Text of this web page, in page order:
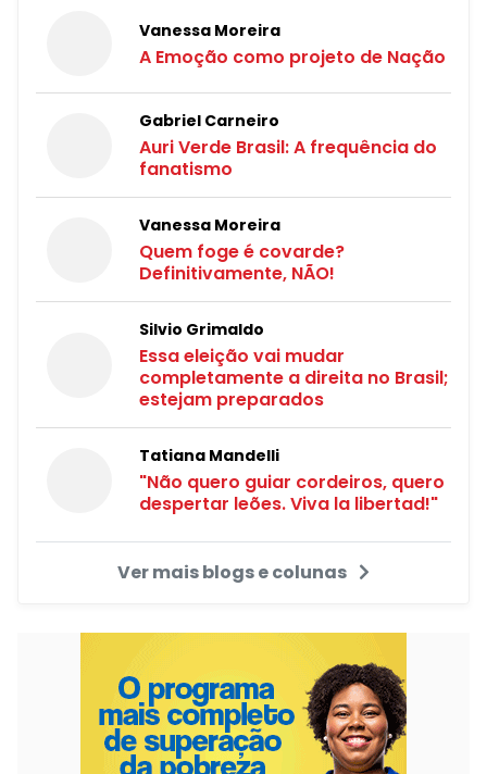
Vanessa Moreira
A Emoção como projeto de Nação
Gabriel Carneiro
Auri Verde Brasil: A frequência do
fanatismo
Vanessa Moreira
Quem foge é covarde?
Definitivamente, NÃO!
Silvio Grimaldo
Essa eleição vai mudar
completamente a direita no Brasil;
estejam preparados
Tatiana Mandelli
"Não quero guiar cordeiros, quero
despertar leões. Viva la libertad!"
Ver mais blogs e colunas